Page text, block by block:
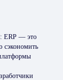
ERP — это
сэкономить